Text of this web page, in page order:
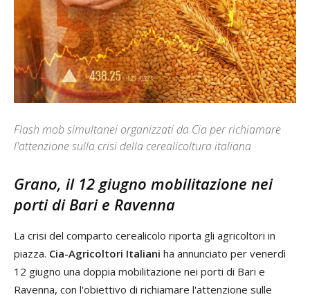
Flash mob simultanei organizzati da Cia per richiamare
l'attenzione sulla crisi della cerealicoltura italiana
Grano, il 12 giugno mobilitazione nei
porti di Bari e Ravenna
La crisi del comparto cerealicolo riporta gli agricoltori in
piazza. Cia-Agricoltori Italiani ha annunciato per venerdì
12 giugno una doppia mobilitazione nei porti di Bari e
Ravenna, con l'obiettivo di richiamare l'attenzione sulle